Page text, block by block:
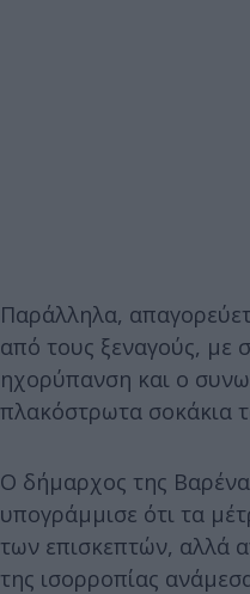
Παράλληλα,
από τους ξεναγούς, με
ηχορύπανση και ο
πλακόστρωτα σοκάκια
Ο δήμαρχος της
υπογράμμισε ότι τα
των επισκεπτών, αλλά
της ισορροπίας